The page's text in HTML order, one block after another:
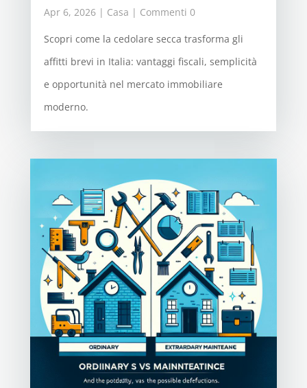
Apr 6, 2026| Casa | Commenti 0
Scopri come la cedolare secca trasforma gli
affitti brevi in Italia: vantaggi fiscali, semplicità
e opportunità nel mercato immobiliare
moderno.